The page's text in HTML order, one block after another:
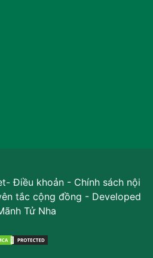
Điều khoản - Chính sách nội
tắc cộng đồng - Developed
Tử Nha